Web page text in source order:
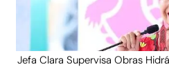
Jefa Clara Supervisa Obras